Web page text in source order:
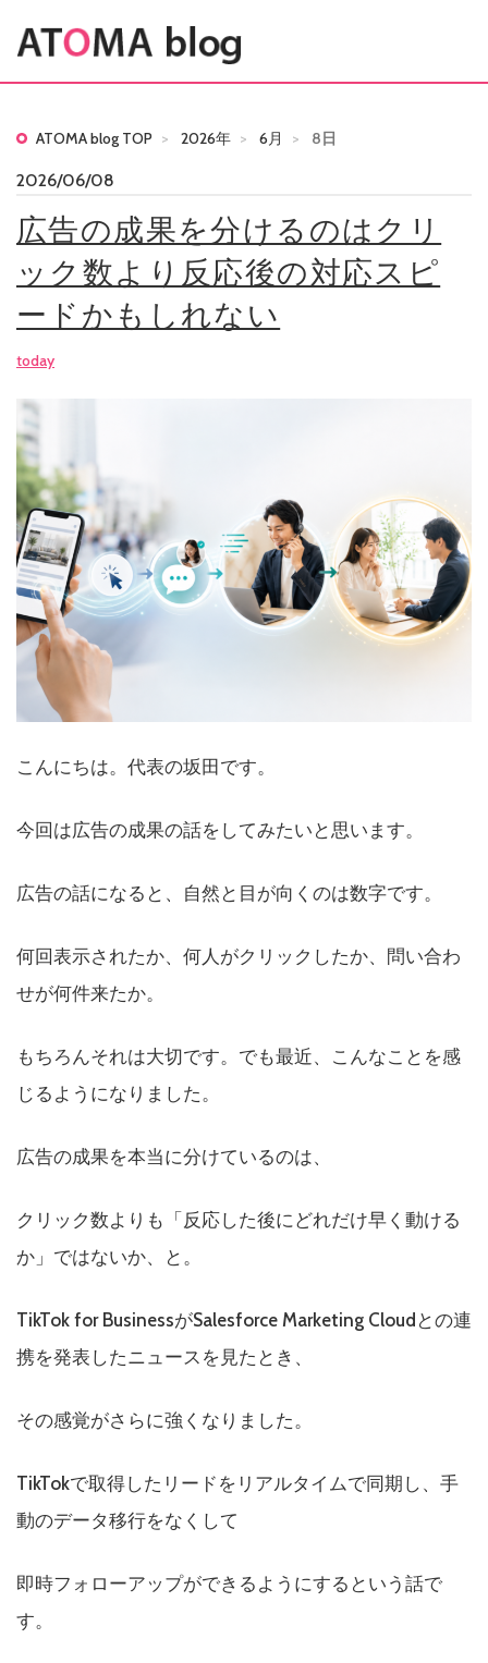
ATOMA blog TOP 2026年 6月 8日
2026/06/08
広告の成果を分けるのはクリ
ック数より反応後の対応スピ
ードかもしれない
today
こんにちは。代表の坂田です。
今回は広告の成果の話をしてみたいと思います。
広告の話になると、自然と目が向くのは数字です。
何回表示されたか、何人がクリックしたか、問い合わ
せが何件来たか。
もちろんそれは大切です。でも最近、こんなことを感
じるようになりました。
広告の成果を本当に分けているのは、
クリック数よりも「反応した後にどれだけ早く動ける
か」ではないか、と。
TikTok for BusinessがSalesforce Marketing Cloudとの連
携を発表したニュースを見たとき、
その感覚がさらに強くなりました。
TikTokで取得したリードをリアルタイムで同期し、手
動のデータ移行をなくして
即時フォローアップができるようにするという話で
す。